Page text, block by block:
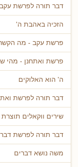
דבר תורה לפרשת עקב
הזכיה באהבת ה'
פרשת עקב - מה הקשר
פרשת ואתחנן - מהי
ה' הוא האלוקים
דבר תורה לפרשת
שירים ווקאלים תוצרת AI
דבר תורה לפרשת
משה נושא דברים